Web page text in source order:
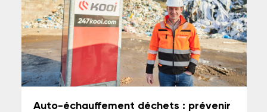
Auto-échauffement déchets : prévenir